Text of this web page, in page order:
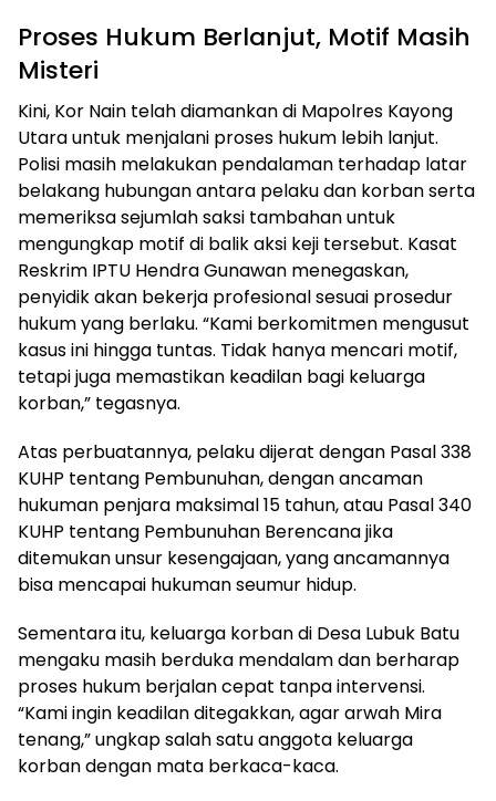
Proses Hukum Berlanjut, Motif Masih
Misteri
Kini, Kor Nain telah diamankan di Mapolres Kayong
Utara untuk menjalani proses hukum lebih lanjut.
Polisi masih melakukan pendalaman terhadap latar
belakang hubungan antara pelaku dan korban serta
memeriksa sejumlah saksi tambahan untuk
mengungkap motif di balik aksi keji tersebut. Kasat
Reskrim IPTU Hendra Gunawan menegaskan,
penyidik akan bekerja profesional sesuai prosedur
hukum yang berlaku. “Kami berkomitmen mengusut
kasus ini hingga tuntas. Tidak hanya mencari motif,
tetapi juga memastikan keadilan bagi keluarga
korban,” tegasnya.
Atas perbuatannya, pelaku dijerat dengan Pasal 338
KUHP tentang Pembunuhan, dengan ancaman
hukuman penjara maksimal 15 tahun, atau Pasal 340
KUHP tentang Pembunuhan Berencana jika
ditemukan unsur kesengajaan, yang ancamannya
bisa mencapai hukuman seumur hidup.
Sementara itu, keluarga korban di Desa Lubuk Batu
mengaku masih berduka mendalam dan berharap
proses hukum berjalan cepat tanpa intervensi.
“Kami ingin keadilan ditegakkan, agar arwah Mira
tenang,” ungkap salah satu anggota keluarga
korban dengan mata berkaca-kaca.